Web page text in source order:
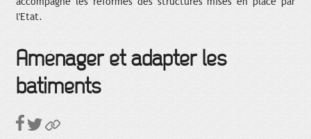
l'Etat.
Aménager et adapter les
bâtiments